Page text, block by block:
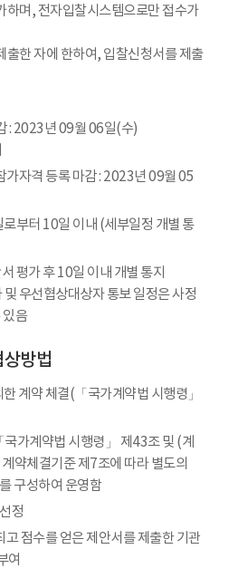
하며, 전자입찰시스템으로만 접수가
출한 자에 한하여, 입찰신청서를 제출
: 2023년 09월 06일(수)
가자격 등록 마감 : 2023년 09월 05
로부터 10일 이내 (세부일정 개별 통
평가 후 10일 이내 개별 통지
우선협상대상자 통보 일정은 사정
있음
방법
계약 체결(「국가계약법 시행령」
국가계약법 시행령」 제43조 및 (계
약체결기준 제7조에 따라 별도의
구성하여 운영함
정
고 점수를 얻은 제안서를 제출한 기관
여